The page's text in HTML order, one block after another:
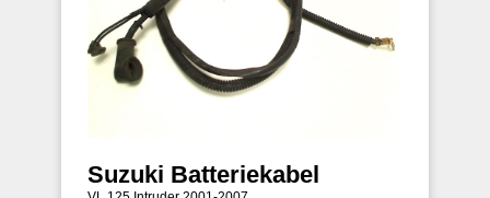
Suzuki Batteriekabel